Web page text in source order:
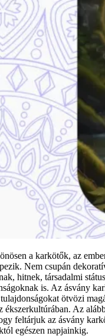
a karkötők, az
Nem csupán
hitnek, társadalmi
is. Az ásvány
ötvözi
ékszerkultúrában. Az
feltárjuk az ásvány
egészen napjainkig.